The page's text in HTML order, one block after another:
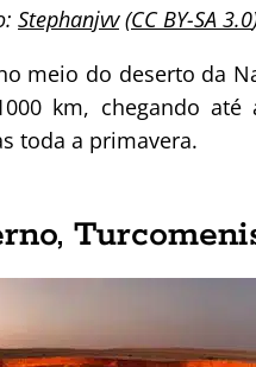
Stephanjvv(CC BY-SA 3.0
meio do deserto da
km, chegando
toda a primavera.